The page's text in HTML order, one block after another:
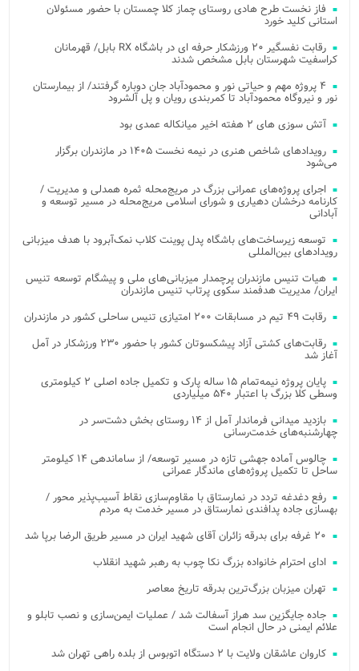
فاز نخست طرح هادی روستای چماز کلا چمستان با حضور مسئولان
استانی کلید خورد
رقابت نفسگیر ۲۰ ورزشکار حرفه ای در باشگاه RX بابل/ قهرمانان
کراسفیت شهرستان بابل مشخص شدند
۴ پروژه مهم و حیاتی نور و محمودآباد جان دوباره گرفتند/ از بیمارستان
نور و نیروگاه محمودآباد تا کمربندی رویان و پل آلشرود
آتش‌ سوزی‌ های ۲ هفته اخیر میانکاله عمدی بود
رویدادهای شاخص هنری در نیمه نخست ۱۴۰۵ در مازندران برگزار
می‌شود
اجرای پروژه‌های عمرانی بزرگ در مریج‌محله ثمره همدلی و مدیریت /
کارنامه درخشان دهیاری و شورای اسلامی مریج‌محله در مسیر توسعه و
آبادانی
توسعه زیرساخت‌های باشگاه پدل پوینت کلاب نمک‌آبرود با هدف میزبانی
رویدادهای بین‌المللی
هیات تنیس مازندران پرچمدار میزبانی‌های ملی و پیشگام توسعه تنیس
ایران/ مدیریت هدفمند سکوی پرتاب تنیس مازندران
رقابت ۴۹ تیم در مسابقات ۲۰۰ امتیازی تنیس ساحلی کشور در مازندران
رقابت‌های کشتی آزاد پیشکسوتان کشور با حضور ۲۳۰ ورزشکار در آمل
آغاز شد
پایان پروژه نیمه‌تمام ۱۵ ساله پارک و تکمیل جاده اصلی ۲ کیلومتری
وسطی کلا بزرگ با اعتبار ۵۴۰ میلیاردی
بازدید میدانی فرماندار آمل از ۱۴ روستای بخش دشت‌سر در
چهارشنبه‌های خدمت‌رسانی
چالوس آماده جهشی تازه در مسیر توسعه/ از ساماندهی ۱۴ کیلومتر
ساحل تا تکمیل پروژه‌های ماندگار عمرانی
رفع دغدغه تردد در نمارستاق با مقاوم‌سازی نقاط آسیب‌پذیر محور /
بهسازی جاده پدافندی نمارستاق در مسیر خدمت به مردم
۲۰ غرفه برای بدرقه زائران آقای شهید ایران در مسیر طریق الرضا برپا شد
ادای احترام خانواده بزرگ نکا چوب به رهبر شهید انقلاب
تهران میزبان بزرگ‌ترین بدرقه تاریخ معاصر
جاده جایگزین سد هراز آسفالت شد / عملیات ایمن‌سازی و نصب تابلو و
علائم ایمنی در حال انجام است
کاروان عاشقان ولایت با ۲ دستگاه اتوبوس از بلده راهی تهران شد